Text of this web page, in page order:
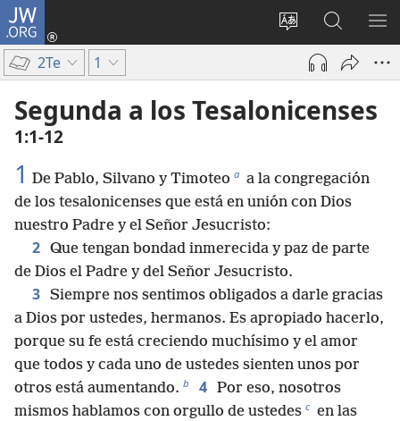
JW.ORG
Cambiar
idioma
del sitio
Iniciar
sesión
nueva
ventana)
en
jw.org
2Te 1
Segunda a los Tesalonicenses
1:1-12
1 De Pablo, Silvano y Timoteo a a la congregación
de los tesalonicenses que está en unión con Dios
nuestro Padre y el Señor Jesucristo:
2 Que tengan bondad inmerecida y paz de parte
de Dios el Padre y del Señor Jesucristo.
3 Siempre nos sentimos obligados a darle gracias
a Dios por ustedes, hermanos. Es apropiado hacerlo,
porque su fe está creciendo muchísimo y el amor
que todos y cada uno de ustedes sienten unos por
otros está aumentando. b 4 Por eso, nosotros
mismos hablamos con orgullo de ustedes c en las